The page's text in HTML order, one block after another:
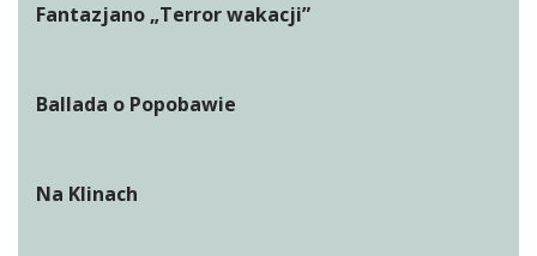
Fantazjano „Terror wakacji”
Ballada o Popobawie
Na Klinach